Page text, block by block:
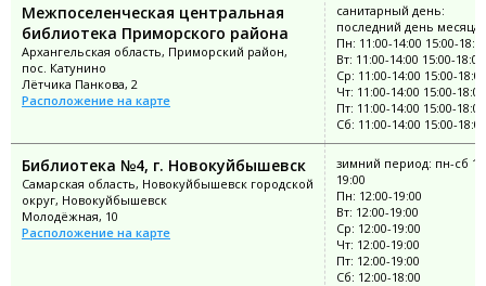
Межпоселенческая центральная
библиотека Приморского района
Архангельская область, Приморский район,
пос. Катунино
Лётчика Панкова, 2
Расположение на карте
санитарный день:
последний день месяца
Пн: 11:00-14:00 15:00-
Вт: 11:00-14:00 15:00-18:00
Ср: 11:00-14:00 15:00-18:00
Чт: 11:00-14:00 15:00-18:00
Пт: 11:00-14:00 15:00-18:00
Сб: 11:00-14:00 15:00-18:00
Библиотека №4, г. Новокуйбышевск
Самарская область, Новокуйбышевск городской
округ, Новокуйбышевск
Молодёжная, 10
Расположение на карте
зимний период: пн-сб
19:00
Пн: 12:00-19:00
Вт: 12:00-19:00
Ср: 12:00-19:00
Чт: 12:00-19:00
Пт: 12:00-19:00
Сб: 12:00-18:00